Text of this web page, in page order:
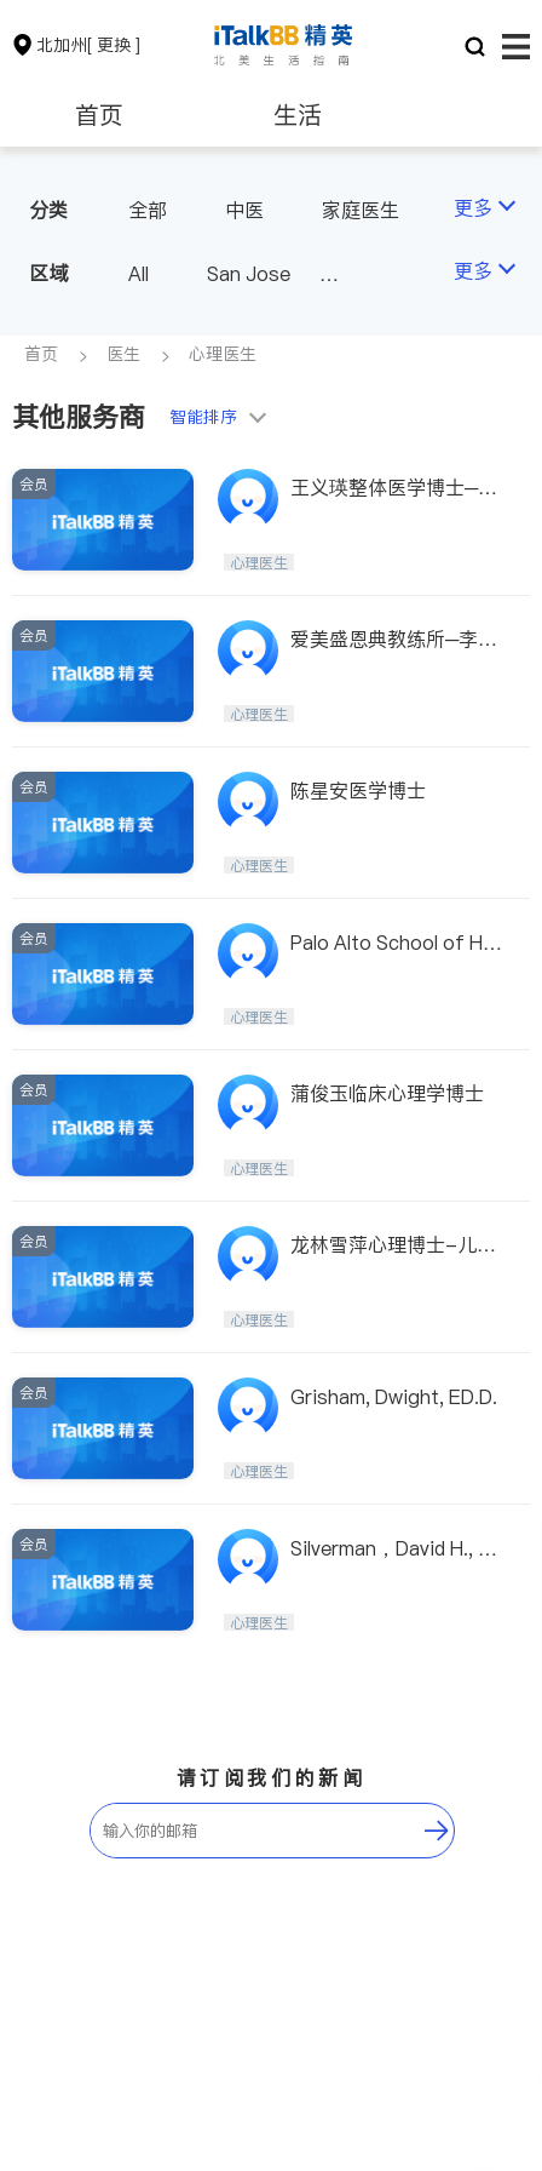
北加州[ 更换 ]
首页 生活
保险理财 房地产租售
银行贷款
建筑装修
非盈利组织
分类 全部 中医
家庭医生
眼科
妇科
儿科
心脏科
足科
肠胃肝脏科
泌尿科
风湿病
脊椎神经科
医生-其它
骨科
更多
区域 All
San Jose
Fremont & Oakland
更多
首页 医生 心理医生
其他服务商 智能排序
会员
王义瑛整体医学博士─催
心理医生
会员
爱美盛恩典教练所─李明
心理医生
会员 陈星安医学博士
心理医生
会员
Palo Alto School of Hyp
心理医生
会员 蒲俊玉临床心理学博士
心理医生
会员
龙林雪萍心理博士-儿童
心理医生
会员 Grisham, Dwight, ED.D.
心理医生
会员
Silverman，David H., P
心理医生
请订阅我们的新闻